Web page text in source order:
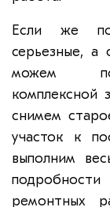
Если же
серьезные, а
можем
комплексной
снимем
участок к
выполним
ремонтных